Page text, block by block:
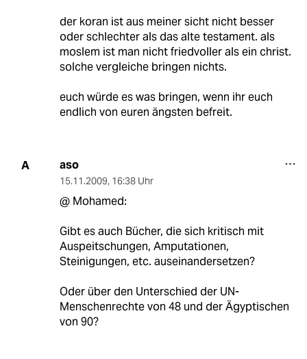
der koran ist aus meiner sicht nicht besser
oder schlechter als das alte testament. als
moslem ist man nicht friedvoller als ein christ.
solche vergleiche bringen nichts.
euch würde es was bringen, wenn ihr euch
endlich von euren ängsten befreit.
A aso
15.11.2009, 16:38 Uhr
@ Mohamed:
Gibt es auch Bücher, die sich kritisch mit
Auspeitschungen, Amputationen,
Steinigungen, etc. auseinandersetzen?
Oder über den Unterschied der UN-
Menschenrechte von 48 und der Ägyptischen
von 90?